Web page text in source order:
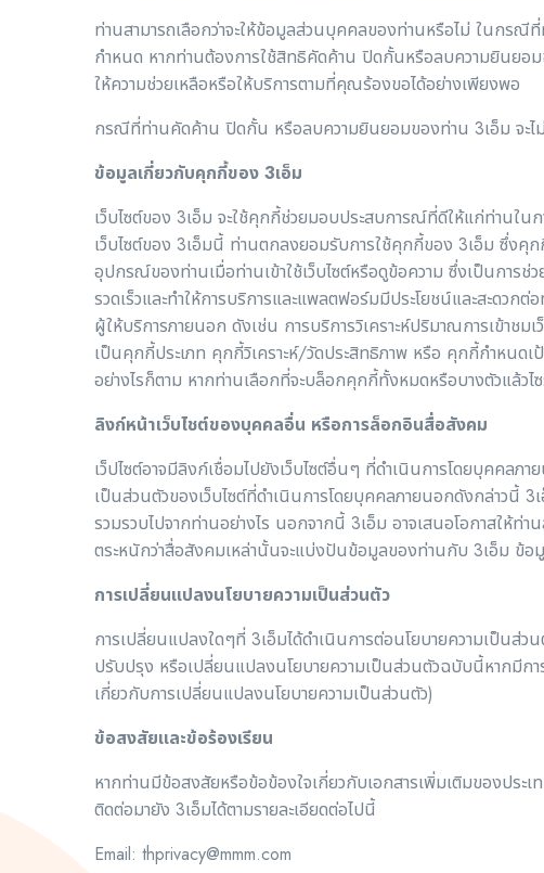
ท่านสามารถเลือกว่าจะให้ข้อมูลส่วนบุคคลของท่านหรือไม่ ในกร
กำหนด หากท่านต้องการใช้สิทธิคัดค้าน ปิดกั้นหรือลบความยินยอม
ให้ความช่วยเหลือหรือให้บริการตามที่คุณร้องขอได้อย่างเพียงพอ
กรณีที่ท่านคัดค้าน ปิดกั้น หรือลบความยินยอมของท่าน 3เอ็ม จะ
ข้อมูลเกี่ยวกับคุกกี้ของ 3เอ็ม
เว็บไซต์ของ 3เอ็ม จะใช้คุกกี้ช่วยมอบประสบการณ์ที่ดีให้แก่ท่านใน
เว็บไซต์ของ 3เอ็มนี้ ท่านตกลงยอมรับการใช้คุกกี้ของ 3เอ็ม ซึ่งคุ
อุปกรณ์ของท่านเมื่อท่านเข้าใช้เว็บไซต์หรือดูข้อความ ซึ่งเป็นการ
รวดเร็วและทำให้การบริการและแพลตฟอร์มมีประโยชน์และสะด
ผู้ให้บริการภายนอก ดังเช่น การบริการวิเคราะห์ปริมาณการเข้าช
เป็นคุกกี้ประเภท คุกกี้วิเคราะห์/วัดประสิทธิภาพ หรือ คุกกี้กำหนด
อย่างไรก็ตาม หากท่านเลือกที่จะบล็อกคุกกี้ทั้งหมดหรือบางตัวแล้ว
ลิงก์หน้าเว็บไชต์ของบุคคลอื่น หรือการล็อกอินสื่อสังคม
เว็ปไซต์อาจมีลิงก์เชื่อมไปยังเว็บไซต์อื่นๆ ที่ดำเนินการโดยบุคคล
เป็นส่วนตัวของเว็บไซต์ที่ดำเนินการโดยบุคคลภายนอกดังกล่าวนี้
รวมรวบไปจากท่านอย่างไร นอกจากนี้ 3เอ็ม อาจเสนอโอกาสให้
ตระหนักว่าสื่อสังคมเหล่านั้นจะแบ่งปันข้อมูลของท่านกับ 3เอ็ม ข้
การเปลี่ยนแปลงนโยบายความเป็นส่วนตัว
การเปลี่ยนแปลงใดๆที่ 3เอ็มได้ดำเนินการต่อนโยบายความเป็นส่
ปรับปรุง หรือเปลี่ยนแปลงนโยบายความเป็นส่วนตัวฉบับนี้หากมีกา
เกี่ยวกับการเปลี่ยนแปลงนโยบายความเป็นส่วนตัว)
ข้อสงสัยและข้อร้องเรียน
หากท่านมีข้อสงสัยหรือข้อข้องใจเกี่ยวกับเอกสารเพิ่มเติมของปร
ติดต่อมายัง 3เอ็มได้ตามรายละเอียดต่อไปนี้
Email: thprivacy@mmm.com